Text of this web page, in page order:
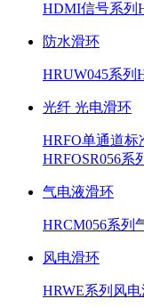
HDMI信号系列
防水滑环
HRUW045系列
光纤 光电滑环
HRFO单通道标
HRFOSR056系
气电液滑环
HRCM056系列
风电滑环
HRWE系列风